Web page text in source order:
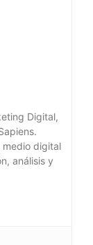
Digital,
medio digital
análisis y